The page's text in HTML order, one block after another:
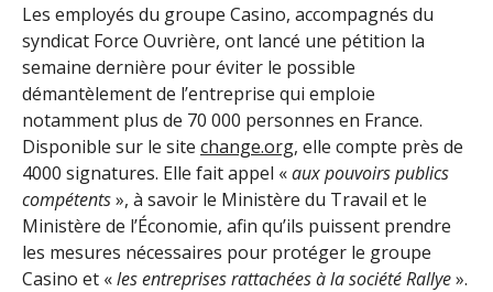
Les employés du groupe Casino, accompagnés du
syndicat Force Ouvrière, ont lancé une pétition la
semaine dernière pour éviter le possible
démantèlement de l’entreprise qui emploie
notamment plus de 70 000 personnes en France.
Disponible sur le site change.org, elle compte près de
4000 signatures. Elle fait appel «aux pouvoirs publics
compétents», à savoir le Ministère du Travail et le
Ministère de l’Économie, afin qu’ils puissent prendre
les mesures nécessaires pour protéger le groupe
Casino et «les entreprises rattachées à la société Rallye».